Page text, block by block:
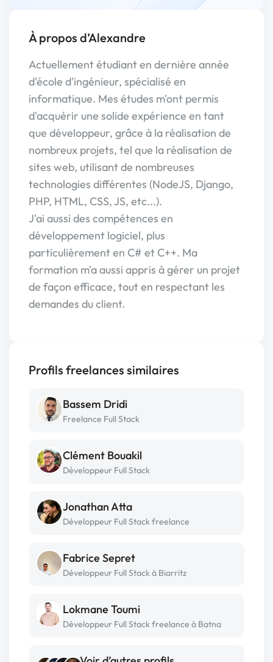
À propos d’Alexandre
Actuellement étudiant en dernière année
d'école d'ingénieur, spécialisé en
informatique. Mes études m'ont permis
d'acquérir une solide expérience en tant
que développeur, grâce à la réalisation de
nombreux projets, tel que la réalisation de
sites web, utilisant de nombreuses
technologies différentes (NodeJS, Django,
PHP, HTML, CSS, JS, etc...).
J'ai aussi des compétences en
développement logiciel, plus
particulièrement en C# et C++. Ma
formation m'a aussi appris à gérer un projet
de façon efficace, tout en respectant les
demandes du client.
Profils freelances similaires
Bassem Dridi
Freelance Full Stack
Clément Bouakil
Développeur Full Stack
Jonathan Atta
Développeur Full Stack freelance
Fabrice Sepret
Développeur Full Stack à Biarritz
Lokmane Toumi
Développeur Full Stack freelance à Batna